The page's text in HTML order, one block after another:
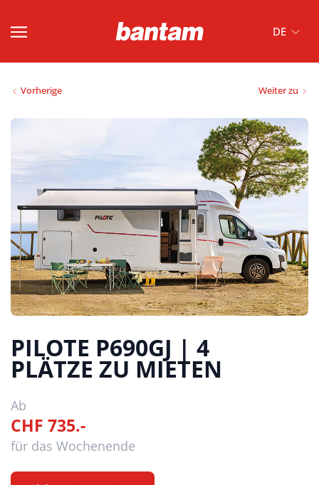
DE
Vorherige Weiter zu
PILOTE P690GJ | 4
PLÄTZE ZU MIETEN
Ab
CHF 735.-
für das Wochenende